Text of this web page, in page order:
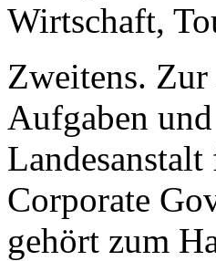
Wirtschaft,
Zweitens. Zur
Aufgaben
Corporate
gehört zum